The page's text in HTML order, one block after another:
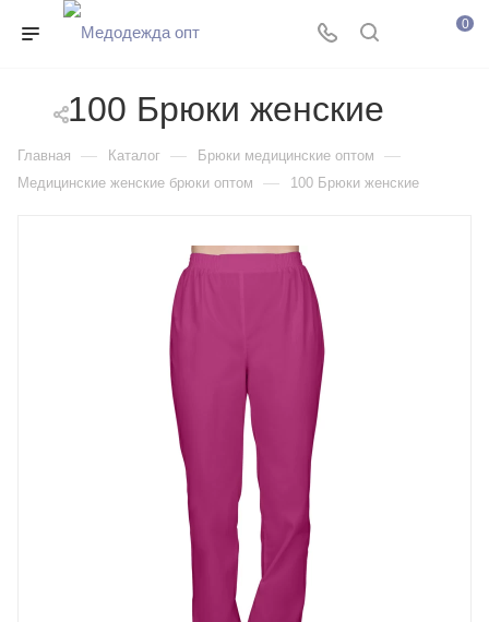
0
100 Брюки женские
Главная — Каталог — Брюки медицинские оптом —
Медицинские женские брюки оптом — 100 Брюки женские